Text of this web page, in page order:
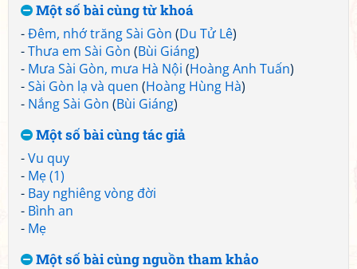
Một số bài cùng từ khoá
-Đêm, nhớ trăng Sài Gòn (Du Tử Lê)
-Thưa em Sài Gòn (Bùi Giáng)
- Mưa Sài Gòn, mưa Hà Nội (Hoàng Anh Tuấn)
-Sài Gòn lạ và quen (Hoàng Hùng Hà)
- Nắng Sài Gòn (Bùi Giáng)
Một số bài cùng tác giả
-Vu quy
- Mẹ (1)
- Bay nghiêng vòng đời
- Bình an
- Mẹ
Một số bài cùng nguồn tham khảo